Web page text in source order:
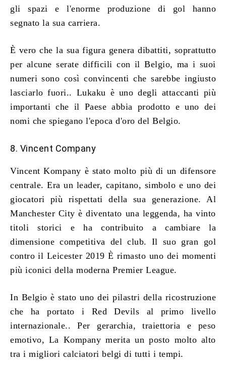
gli spazi e l'enorme produzione di gol hanno
segnato la sua carriera.
È vero che la sua figura genera dibattiti, soprattutto
per alcune serate difficili con il Belgio, ma i suoi
numeri sono così convincenti che sarebbe ingiusto
lasciarlo fuori.. Lukaku è uno degli attaccanti più
importanti che il Paese abbia prodotto e uno dei
nomi che spiegano l'epoca d'oro del Belgio.
8. Vincent Company
Vincent Kompany è stato molto più di un difensore
centrale. Era un leader, capitano, simbolo e uno dei
giocatori più rispettati della sua generazione. Al
Manchester City è diventato una leggenda, ha vinto
titoli storici e ha contribuito a cambiare la
dimensione competitiva del club. Il suo gran gol
contro il Leicester 2019 È rimasto uno dei momenti
più iconici della moderna Premier League.
In Belgio è stato uno dei pilastri della ricostruzione
che ha portato i Red Devils al primo livello
internazionale.. Per gerarchia, traiettoria e peso
emotivo, La Kompany merita un posto molto alto
tra i migliori calciatori belgi di tutti i tempi.